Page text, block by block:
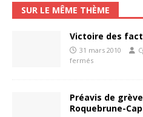
SUR LE MÊME THÈME
Victoire des
31 mars 2010
fermés
Préavis de
Roquebrune-